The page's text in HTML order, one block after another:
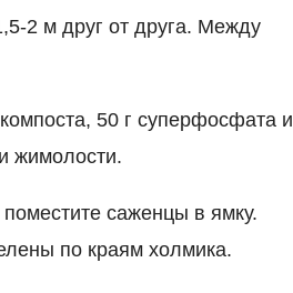
2 м друг от друга. Между
50 г суперфосфата и
жимолости.
поместите саженцы в ямку.
по краям холмика.